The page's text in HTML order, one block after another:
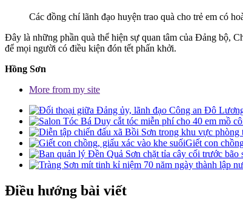
Các đồng chí lãnh đạo huyện trao quà cho trẻ em có
Đây là những phần quà thể hiện sự quan tâm của Đảng bộ,
để mọi người có điều kiện đón tết phấn khởi.
Hồng Sơn
More from my site
Giết con
Điều hướng bài viết